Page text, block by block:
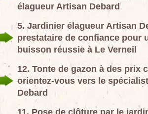
élagueur Artisan Debard
5. Jardinier élagueur Artisan
prestataire de confiance pour
buisson réussie à Le Verneil
12. Tonte de gazon à des prix
orientez-vous vers le
Debard
11. Pose de clôture par le